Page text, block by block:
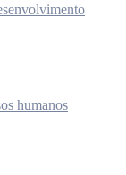
humanos